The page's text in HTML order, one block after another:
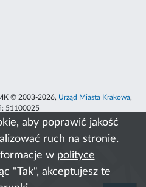
aby poprawić jakość
ruch na stronie.
w polityce
"Tak", akceptujesz te
© 2003-2026, Urząd Miasta Krakowa,
51100025